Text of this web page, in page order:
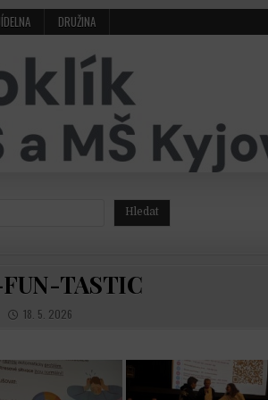
DRUŽINA
Hledat
TASTIC
PUBLISHED DATE:
18. 5. 2026